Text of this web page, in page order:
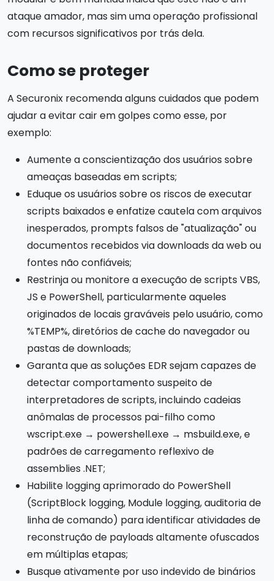
ataque amador, mas sim uma operação profissional
com recursos significativos por trás dela.
Como se proteger
A Securonix recomenda alguns cuidados que podem
ajudar a evitar cair em golpes como esse, por
exemplo:
Aumente a conscientização dos usuários sobre
ameaças baseadas em scripts;
Eduque os usuários sobre os riscos de executar
scripts baixados e enfatize cautela com arquivos
inesperados, prompts falsos de "atualização" ou
documentos recebidos via downloads da web ou
fontes não confiáveis;
Restrinja ou monitore a execução de scripts VBS,
JS e PowerShell, particularmente aqueles
originados de locais graváveis pelo usuário, como
%TEMP%, diretórios de cache do navegador ou
pastas de downloads;
Garanta que as soluções EDR sejam capazes de
detectar comportamento suspeito de
interpretadores de scripts, incluindo cadeias
anômalas de processos pai-filho como
wscript.exe → powershell.exe → msbuild.exe, e
padrões de carregamento reflexivo de
assemblies .NET;
Habilite logging aprimorado do PowerShell
(ScriptBlock logging, Module logging, auditoria de
linha de comando) para identificar atividades de
reconstrução de payloads altamente ofuscados
em múltiplas etapas;
Busque ativamente por uso indevido de binários